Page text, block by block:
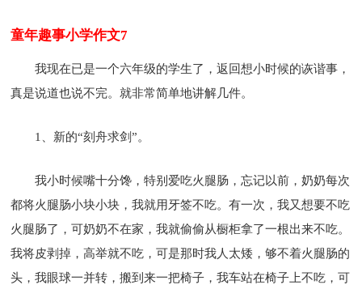
童年趣事小学作文7
我现在已是一个六年级的学生了，返回想小时候的诙谐事，
真是说道也说不完。就非常简单地讲解几件。
1、新的“刻舟求剑”。
我小时候嘴十分馋，特别爱吃火腿肠，忘记以前，奶奶每次
都将火腿肠小块小块，我就用牙签不吃。有一次，我又想要不吃
火腿肠了，可奶奶不在家，我就偷偷从橱柜拿了一根出来不吃。
我将皮剥掉，高举就不吃，可是那时我人太矮，够不着火腿肠的
头，我眼球一并转，搬到来一把椅子，我车站在椅子上不吃，可